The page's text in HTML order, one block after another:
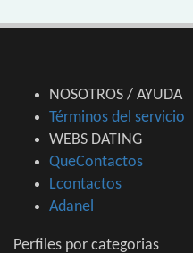
NOSOTROS / AYUDA
Términos del servicio
WEBS DATING
QueContactos
Lcontactos
Adanel
Perfiles por categorias